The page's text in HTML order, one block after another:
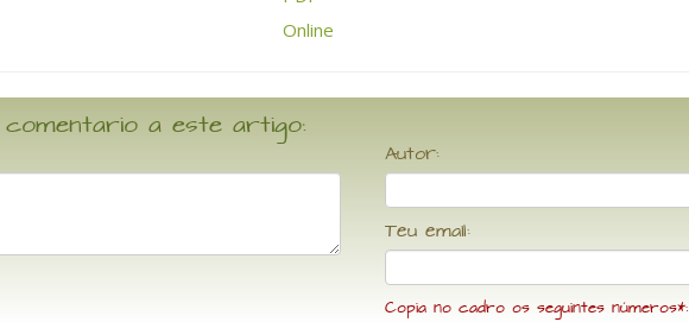
a este artigo:
Autor:
Teu email:
Copia no cadro os seguintes números*: